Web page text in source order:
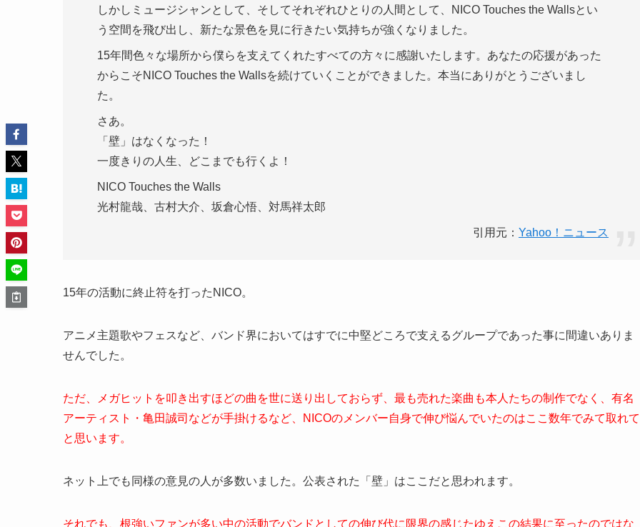
しかしミュージシャンとして、そしてそれぞれひとりの人間として、NICO Touches the Wallsとい
う空間を飛び出し、新たな景色を見に行きたい気持ちが強くなりました。
15年間色々な場所から僕らを支えてくれたすべての方々に感謝いたします。あなたの応援があった
からこそNICO Touches the Wallsを続けていくことができました。本当にありがとうございまし
た。
さあ。
「壁」はなくなった！
一度きりの人生、どこまでも行くよ！
NICO Touches the Walls
光村龍哉、古村大介、坂倉心悟、対馬祥太郎
引用元： Yahoo！ニュース
15年の活動に終止符を打ったNICO。
アニメ主題歌やフェスなど、バンド界においてはすでに中堅どころで支えるグループであった事に間違いありま
せんでした。
ただ、メガヒットを叩き出すほどの曲を世に送り出しておらず、最も売れた楽曲も本人たちの制作でなく、有名
アーティスト・亀田誠司などが手掛けるなど、NICOのメンバー自身で伸び悩んでいたのはここ数年でみて取れて
と思います。
ネット上でも同様の意見の人が多数いました。公表された「壁」はここだと思われます。
それでも、根強いファンが多い中の活動でバンドとしての伸び代に限界の感じたゆえこの結果に至ったのではな